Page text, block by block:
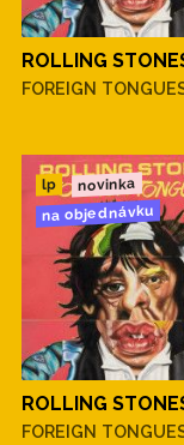
ROLLING
FOREIGN
lp novinka
na objednávku
ROLLING
FOREIGN